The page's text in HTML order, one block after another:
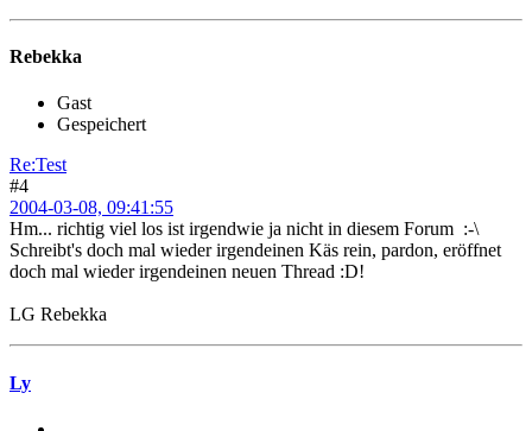
Rebekka
Gast
Gespeichert
Re:Test
#4
2004-03-08, 09:41:55
Hm... richtig viel los ist irgendwie ja nicht in diesem Forum :-\
Schreibt's doch mal wieder irgendeinen Käs rein, pardon, eröffnet
doch mal wieder irgendeinen neuen Thread :D!
LG Rebekka
Ly